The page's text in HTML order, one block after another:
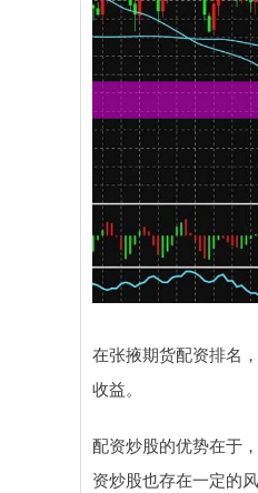
在张掖期货配资排名
收益。
配资炒股的优势在于
资炒股也存在一定的